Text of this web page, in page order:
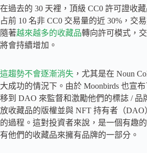
在過去的 30 天裡，頂級 CC0 許可證收
占前 10 名非 CC0 交易量的近 30%，交
隨著越來越多的收藏品轉向許可模式，
將會持續增加。
這趨勢不會逐漸消失 ，尤其是在 Noun
大成功的情況下。由於 Moonbirds 也宣
移到 DAO 來監督和激勵他們的標誌 / 品
放收藏品的版權並與 NFT 持有者（DAO
的過程。這對投資者來說，是一個有趣
有他們的收藏品來擁有品牌的一部分。